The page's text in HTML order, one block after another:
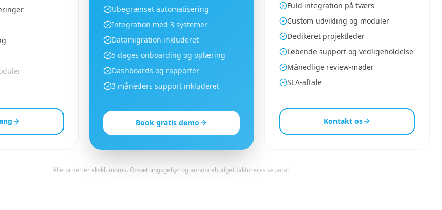
Ubegrænset automatisering
Integration med 3 systemer
Datamigration inkluderet
5 dages onboarding og oplæring
Dashboards og rapporter
3 måneders support inkluderet
Book gratis demo
Fuld integration på tværs
Custom udvikling og moduler
Dedikeret projektleder
Løbende support og vedligeholdelse
Månedlige review-møder
SLA-aftale
Kontakt os
Alle priser er ekskl. moms. Opsætningsgebyr og annoncebudget faktureres separat.